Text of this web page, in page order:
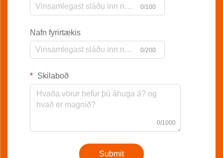
0/100
Nafn fyrirtækis
0/200
Skilaboð
0/1000
Submit